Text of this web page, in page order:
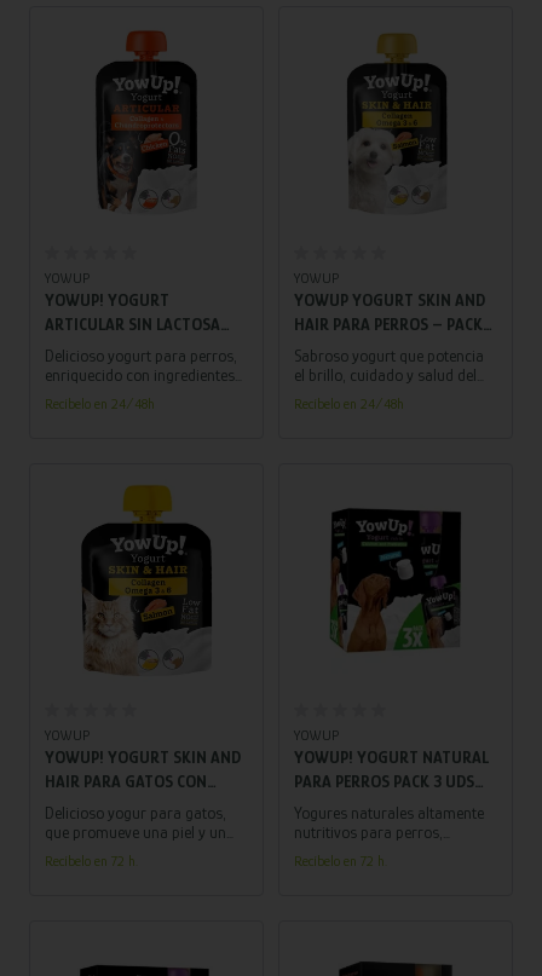
YOWUP
YOWUP! YOGURT
ARTICULAR SIN LACTOSA
PARA PERROS CON POLLO
PACK 10 UDS 115 GR
Delicioso yogurt para perros,
enriquecido con ingredientes
que promueven la salud
articular. ¡Una delicia
Recíbelo en 24/48h
YOWUP
YOWUP YOGURT SKIN AND
HAIR PARA PERROS – PACK
DE 10 UNIDADES |
SUPLEMENTO PARA PIEL Y
PELAJE SALUDABLES
Sabroso yogurt que potencia
el brillo, cuidado y salud del
pelo y la piel de tu perro,
proporcionando firmeza y
Recíbelo en 24/48h
YOWUP
YOWUP! YOGURT SKIN AND
HAIR PARA GATOS CON
SALMON PACK 10 UDS 85 GR
Delicioso yogur para gatos,
que promueve una piel y un
pelaje brillantes y saludables.
Una opción irresistible para el
Recíbelo en 72 h.
YOWUP
YOWUP! YOGURT NATURAL
PARA PERROS PACK 3 UDS
115 GR
Yogures naturales altamente
nutritivos para perros,
enriquecidos con prebióticos
para favorecer una digestión
Recíbelo en 72 h.